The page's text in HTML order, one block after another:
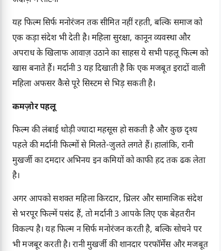
यह फिल्म सिर्फ मनोरंजन तक सीमित नहीं रहती, बल्कि समाज को
एक कड़ा संदेश भी देती है। महिला सुरक्षा, कानून व्यवस्था और
अपराध के खिलाफ आवाज़ उठाने का साहस ये सभी पहलू फिल्म को
खास बनाते हैं। मर्दानी 3 यह दिखाती है कि एक मजबूत इरादों वाली
महिला अफसर कैसे पूरे सिस्टम से भिड़ सकती है।
कमज़ोर पहलू
फिल्म की लंबाई थोड़ी ज्यादा महसूस हो सकती है और कुछ दृश्य
पहले की मर्दानी फिल्मों से मिलते-जुलते लगते हैं। हालांकि, रानी
मुखर्जी का दमदार अभिनय इन कमियों को काफी हद तक ढक लेता
है।
अगर आपको सशक्त महिला किरदार, थ्रिलर और सामाजिक संदेश
से भरपूर फिल्में पसंद हैं, तो मर्दानी 3 आपके लिए एक बेहतरीन
विकल्प है। यह फिल्म न सिर्फ मनोरंजन करती है, बल्कि सोचने पर
भी मजबूर करती है। रानी मुखर्जी की शानदार परफॉर्मेंस और मजबूत